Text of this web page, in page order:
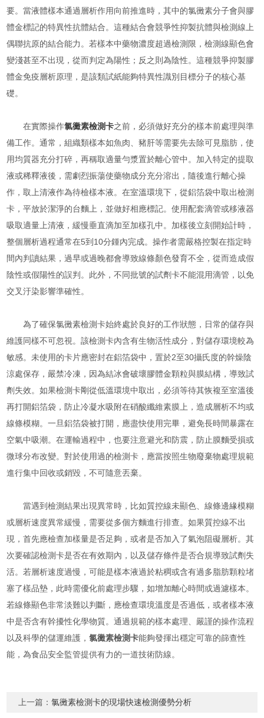
要。當液體樣本通過層析作用向前推進時，其中的氯黴素分子會與膠
體金標記的特異性抗體結合。這種結合會競爭性抑製抗體與檢測線上
偶聯抗原的結合能力。若樣本中藥物濃度超過檢測限，檢測線顯色會
變淺甚至不出現，從而判定為陽性；反之則為陰性。這種競爭抑製膠
體金免疫層析原理，是該類試紙能夠特異性識別目標分子的核心基
礎。
在實際操作氯黴素檢測卡之前，必須做好充分的樣本前處理與準
備工作。通常，組織類樣本如魚肉、豬肝等需要先去除可見脂肪，使
用均質器充分打碎，再稱取適量勻漿置於離心管中。加入特定的提取
液或稀釋液後，需劇烈振蕩使藥物成分充分溶出，隨後進行離心操
作，取上清液作為待檢樣本液。在室溫環境下，從鋁箔袋中取出檢測
卡，平放於潔淨的台麵上，並做好相應標記。使用配套滴管或移液器
吸取適量上清液，緩慢垂直滴加至加樣孔中。加樣後立刻開始計時，
整個層析過程通常在5到10分鍾內完成。操作者需嚴格控製在指定時
間內判讀結果，過早或過晚都會導致線條顏色發育不全，從而造成假
陰性或假陽性的誤判。此外，不同批號的試劑卡不能混用滴管，以免
交叉汙染影響準確性。
為了確保氯黴素檢測卡始終處於良好的工作狀態，日常的儲存與
維護同樣不可忽視。該檢測卡內含有生物活性成分，對儲存環境較為
敏感。未使用的卡片應密封在鋁箔袋中，置於2至30攝氏度的幹燥陰
涼處保存，嚴禁冷凍，因為結冰會破壞膠體金顆粒與膜結構，導致試
劑失效。如果檢測卡剛從低溫環境中取出，必須等待其恢複至室溫後
再打開鋁箔袋，防止冷凝水吸附在硝酸纖維素膜上，造成層析不均或
線條模糊。一旦鋁箔袋被打開，應盡快使用完畢，避免長時間暴露在
空氣中吸潮。在運輸過程中，也要注意避光和防震，防止膜麵受損或
微球分布改變。對於使用過的檢測卡，應當按照生物廢棄物處理規範
進行集中回收或銷毀，不可隨意丟棄。
當遇到檢測結果出現異常時，比如質控線未顯色、線條邊緣模糊
或層析速度異常緩慢，需要從多個方麵進行排查。如果質控線不出
現，首先應檢查加樣量是否足夠，或者是否加入了氣泡阻礙層析。其
次要確認檢測卡是否在有效期內，以及儲存條件是否合規導致試劑失
活。若層析速度過慢，可能是樣本液過於粘稠或含有過多脂肪顆粒堵
塞了樣品墊，此時需優化前處理步驟，如增加離心時間或過濾樣本。
若線條顯色非常淡難以判斷，應檢查環境溫度是否過低，或者樣本液
中是否含有幹擾性化學物質。通過規範的樣本處理、嚴謹的操作流程
以及科學的儲運維護，氯黴素檢測卡能夠發揮出穩定可靠的篩查性
能，為食品安全監管提供有力的一道技術防線。
上一篇：氯黴素檢測卡的現場快速檢測優勢分析